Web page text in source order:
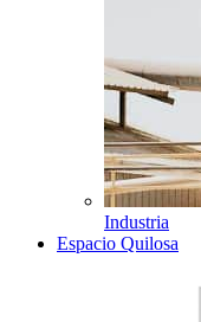
Industria
Espacio Quilosa